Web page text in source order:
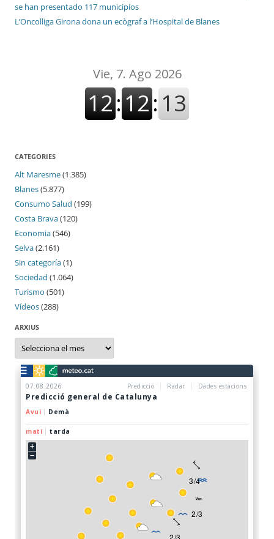
se han presentado 117 municipios
L’Oncolliga Girona dona un ecògraf a l’Hospital de Blanes
CATEGORIES
Alt Maresme(1.385)
Blanes(5.877)
Consumo Salud (199)
Costa Brava(120)
Economia(546)
Selva(2.161)
Sin categoría(1)
Sociedad (1.064)
Turismo (501)
Vídeos(288)
ARXIUS
Arxius